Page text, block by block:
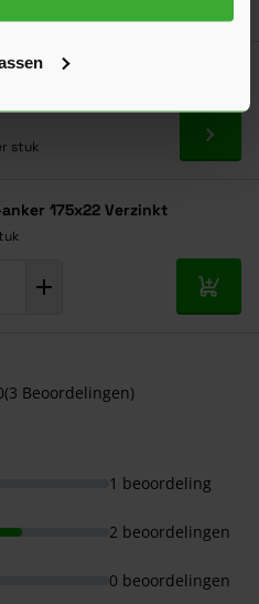
300 mm Verzinkt
stuk Ga
175x22 Verzinkt
In
(3 Beoordelingen)
1 beoordeling
2 beoordelingen
0 beoordelingen